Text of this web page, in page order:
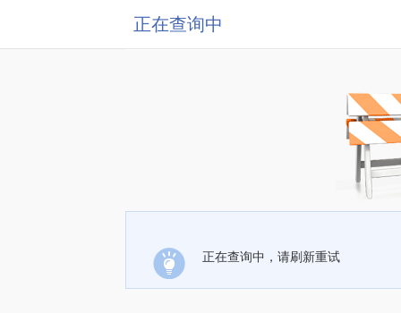
正在查询中
正在查询中，请刷新重试